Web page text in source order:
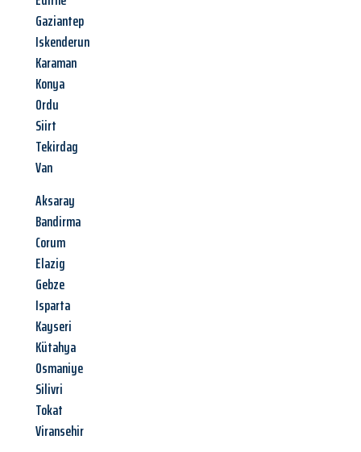
Gaziantep
Iskenderun
Karaman
Konya
Ordu
Siirt
Tekirdag
Van
Aksaray
Bandirma
Corum
Elazig
Gebze
Isparta
Kayseri
Kütahya
Osmaniye
Silivri
Tokat
Viransehir